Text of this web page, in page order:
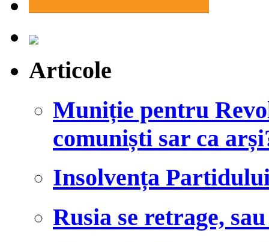
Articole
Muniție pentru
comuniști sar ca
Insolvența
Rusia se retrage,